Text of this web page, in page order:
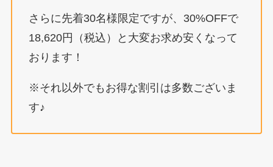
さらに先着30名様限定ですが、30%OFFで
18,620円（税込）と大変お求め安くなって
おります！
※それ以外でもお得な割引は多数ございま
す♪